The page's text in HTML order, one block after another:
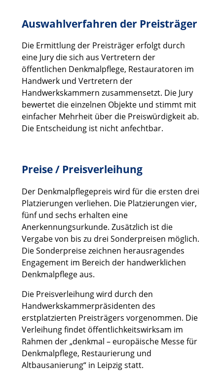
Auswahlverfahren der Preisträger
Die Ermittlung der Preisträger erfolgt durch
eine Jury die sich aus Vertretern der
öffentlichen Denkmalpflege, Restauratoren im
Handwerk und Vertretern der
Handwerkskammern zusammensetzt. Die Jury
bewertet die einzelnen Objekte und stimmt mit
einfacher Mehrheit über die Preiswürdigkeit ab.
Die Entscheidung ist nicht anfechtbar.
Preise / Preisverleihung
Der Denkmalpflegepreis wird für die ersten drei
Platzierungen verliehen. Die Platzierungen vier,
fünf und sechs erhalten eine
Anerkennungsurkunde. Zusätzlich ist die
Vergabe von bis zu drei Sonderpreisen möglich.
Die Sonderpreise zeichnen herausragendes
Engagement im Bereich der handwerklichen
Denkmalpflege aus.
Die Preisverleihung wird durch den
Handwerkskammerpräsidenten des
erstplatzierten Preisträgers vorgenommen. Die
Verleihung findet öffentlichkeitswirksam im
Rahmen der „denkmal – europäische Messe für
Denkmalpflege, Restaurierung und
Altbausanierung“ in Leipzig statt.